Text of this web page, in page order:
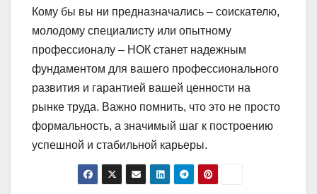
Кому бы вы ни предназначались – соискателю,
молодому специалисту или опытному
профессионалу – НОК станет надежным
фундаментом для вашего профессионального
развития и гарантией вашей ценности на
рынке труда. Важно помнить, что это не просто
формальность, а значимый шаг к построению
успешной и стабильной карьеры.